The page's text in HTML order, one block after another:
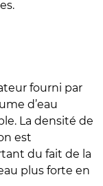
fourni par
d’eau
La densité de
est
du fait de la
plus forte en